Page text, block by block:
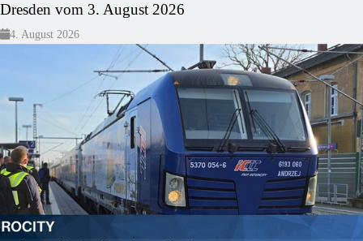
Dresden vom 3. August 2026
4. August 2026